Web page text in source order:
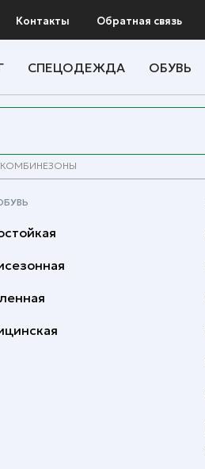
Контакты Обратная связь
СПЕЦОДЕЖДА ОБУВЬ